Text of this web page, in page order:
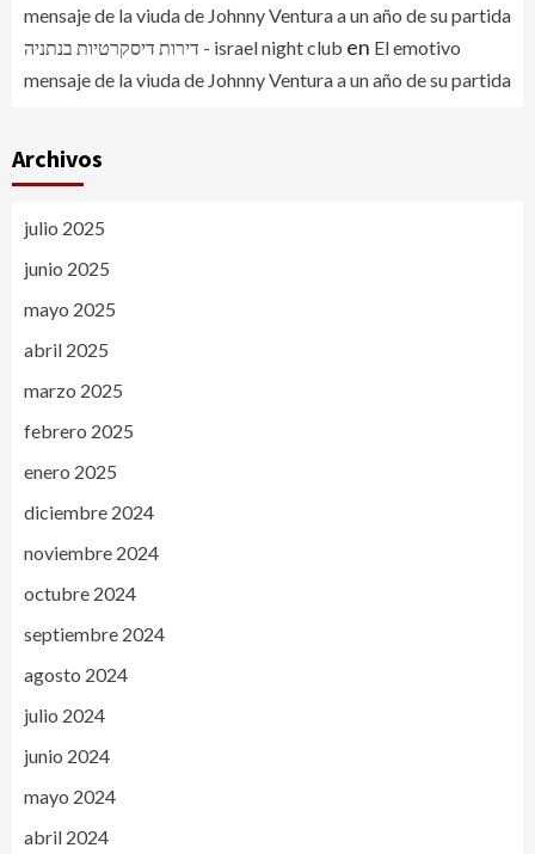
mensaje de la viuda de Johnny Ventura a un año de su partida
דירות דיסקרטיות בנתניה - israel night club en El emotivo
mensaje de la viuda de Johnny Ventura a un año de su partida
Archivos
julio 2025
junio 2025
mayo 2025
abril 2025
marzo 2025
febrero 2025
enero 2025
diciembre 2024
noviembre 2024
octubre 2024
septiembre 2024
agosto 2024
julio 2024
junio 2024
mayo 2024
abril 2024